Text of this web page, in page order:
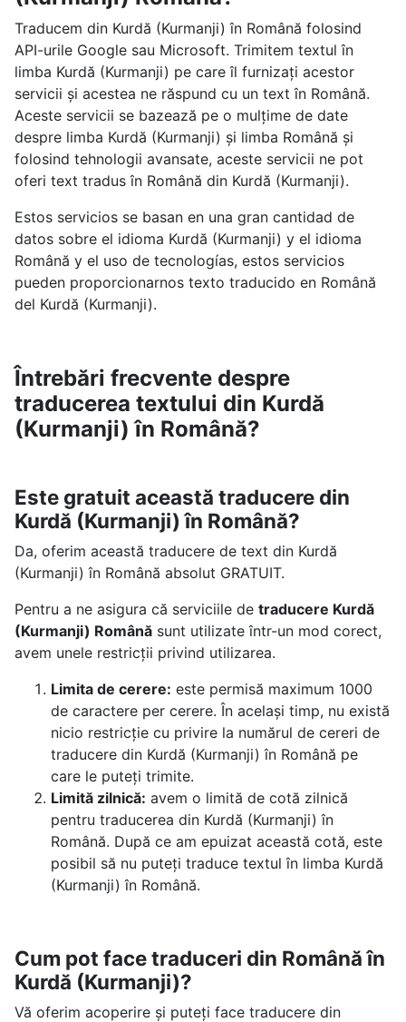
Traducem din Kurdă (Kurmanji) în Română folosind
API-urile Google sau Microsoft. Trimitem textul în
limba Kurdă (Kurmanji) pe care îl furnizați acestor
servicii și acestea ne răspund cu un text în Română.
Aceste servicii se bazează pe o mulțime de date
despre limba Kurdă (Kurmanji) și limba Română și
folosind tehnologii avansate, aceste servicii ne pot
oferi text tradus în Română din Kurdă (Kurmanji).
Estos servicios se basan en una gran cantidad de
datos sobre el idioma Kurdă (Kurmanji) y el idioma
Română y el uso de tecnologías, estos servicios
pueden proporcionarnos texto traducido en Română
del Kurdă (Kurmanji).
Întrebări frecvente despre
traducerea textului din Kurdă
(Kurmanji) în Română?
Este gratuit această traducere din
Kurdă (Kurmanji) în Română?
Da, oferim această traducere de text din Kurdă
(Kurmanji) în Română absolut GRATUIT.
Pentru a ne asigura că serviciile de traducere Kurdă
(Kurmanji) Românăsunt utilizate într-un mod corect,
avem unele restricții privind utilizarea.
Limita de cerere: este permisă maximum 1000
de caractere per cerere. În același timp, nu există
nicio restricție cu privire la numărul de cereri de
traducere din Kurdă (Kurmanji) în Română pe
care le puteți trimite.
Limită zilnică: avem o limită de cotă zilnică
pentru traducerea din Kurdă (Kurmanji) în
Română. După ce am epuizat această cotă, este
posibil să nu puteți traduce textul în limba Kurdă
(Kurmanji) în Română.
Cum pot face traduceri din Română în
Kurdă (Kurmanji)?
Vă oferim acoperire și puteți face traducere din